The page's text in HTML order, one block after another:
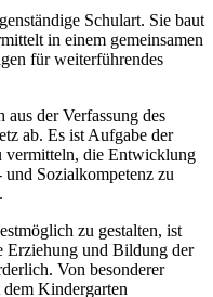
Schulart. Sie baut
in einem gemeinsamen
für weiterführendes
der Verfassung des
ab. Es ist Aufgabe der
vermitteln, die Entwicklung
Sozialkompetenz zu
zu gestalten, ist
Erziehung und Bildung der
Von besonderer
Kindergarten